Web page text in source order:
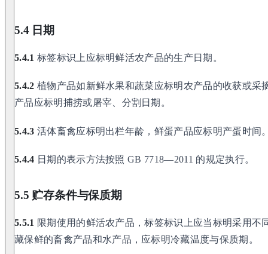
5.4 日期
5.4.1 标签标识上应标明鲜活农产品的生产日期。
5.4.2 植物产品如新鲜水果和蔬菜应标明农产品的收获或采
产品应标明捕捞或屠宰、分割日期。
5.4.3 活体畜禽应标明出栏年龄，鲜蛋产品应标明产蛋时间
5.4.4 日期的表示方法按照 GB 7718—2011 的规定执行。
5.5 贮存条件与保质期
5.5.1 限期使用的鲜活农产品，标签标识上应当标明采用不
藏保鲜的畜禽产品和水产品，应标明冷藏温度与保质期。